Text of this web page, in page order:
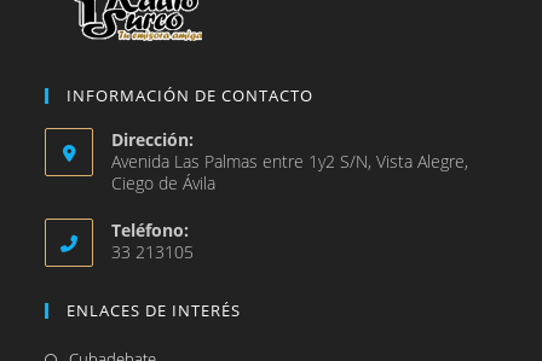
INFORMACIÓN DE CONTACTO
Dirección:
Avenida Las Palmas entre 1y2 S/N, Vista Alegre,
Ciego de Ávila
Teléfono:
33 213105
ENLACES DE INTERÉS